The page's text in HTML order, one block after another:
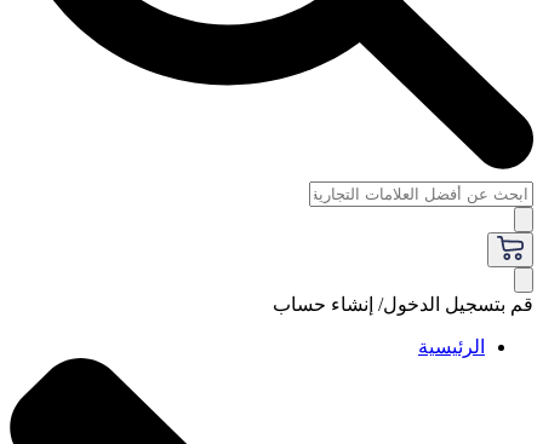
قم بتسجيل الدخول/ إنشاء حساب
الرئيسية